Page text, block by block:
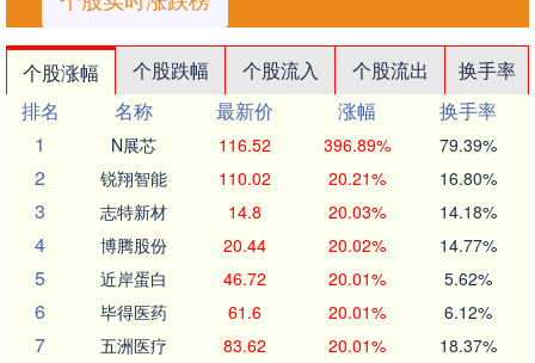
个股涨幅 个股跌幅 个股流入 个股流出
换手率
排名
名称 最新价 涨幅
换手率
1
N展芯 116.52 396.89% 79.39%
2 锐翔智能 110.02 20.21% 16.80%
3 志特新材 14.8 20.03% 14.18%
4 博腾股份 20.44 20.02% 14.77%
5 近岸蛋白 46.72 20.01% 5.62%
6 毕得医药 61.6 20.01% 6.12%
7 五洲医疗 83.62 20.01% 18.37%